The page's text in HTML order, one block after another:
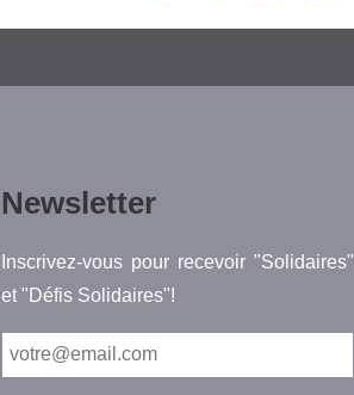
Newsletter
Inscrivez-vous pour recevoir "Solidaires"
et "Défis Solidaires"!